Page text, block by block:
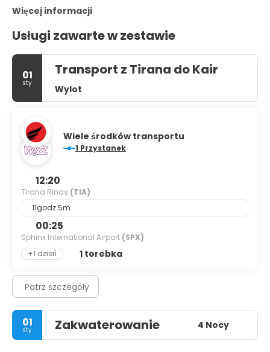
Więcej informacji
Usługi zawarte w zestawie
01
sty
Transport z Tirana do Kair
Wylot
Wiele środków transportu
1 Przystanek
12:20
Tirana Rinas (TIA)
11godz 5m
00:25
Sphinx International Airport (SPX)
+1 dzień
1 torebka
Patrz szczegóły
01
sty Zakwaterowanie 4 Nocy